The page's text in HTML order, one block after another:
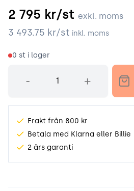
2 795 kr/st exkl. moms
3 493.75 kr/st inkl. moms
0 st i lager
- +
Frakt från 800 kr
Betala med Klarna eller Billie
2 års garanti